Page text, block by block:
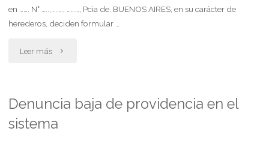
el
actor
percibir
su
en ……. N° ….., ……., ………, Pcia de. BUENOS AIRES, en su carácter de
herederos, deciden formular …
Leer más "Sucesiones.
formulan
convenio"
Denuncia baja de providencia en el
sistema